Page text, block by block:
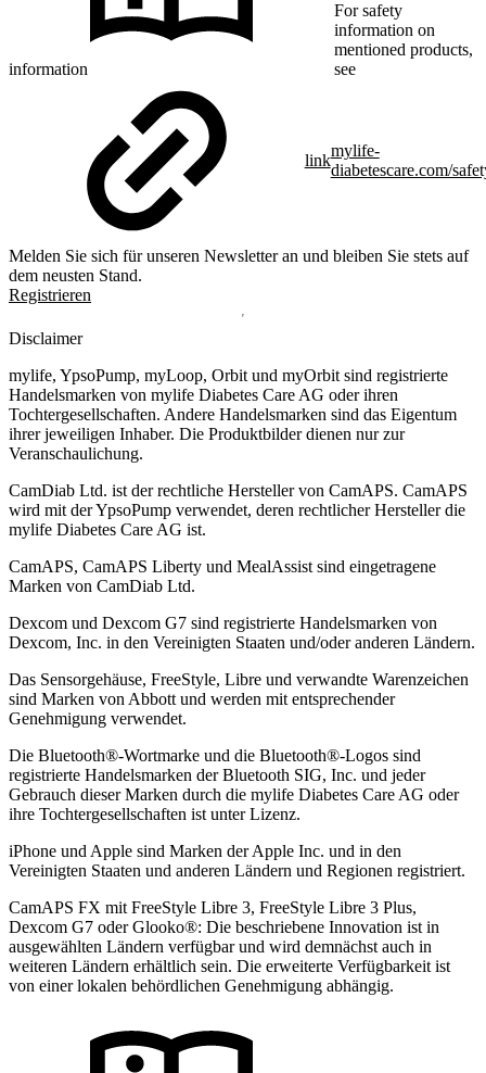
information
For safety
information on
mentioned products,
see
link
mylife-
diabetescare.com/
Melden Sie sich für unseren Newsletter an und bleiben Sie stets auf
dem neusten Stand.
Registrieren
Disclaimer
mylife, YpsoPump, myLoop, Orbit und myOrbit sind registrierte
Handelsmarken von mylife Diabetes Care AG oder ihren
Tochtergesellschaften. Andere Handelsmarken sind das Eigentum
ihrer jeweiligen Inhaber. Die Produktbilder dienen nur zur
Veranschaulichung.
CamDiab Ltd. ist der rechtliche Hersteller von CamAPS. CamAPS
wird mit der YpsoPump verwendet, deren rechtlicher Hersteller die
mylife Diabetes Care AG ist.
CamAPS, CamAPS Liberty und MealAssist sind eingetragene
Marken von CamDiab Ltd.
Dexcom und Dexcom G7 sind registrierte Handelsmarken von
Dexcom, Inc. in den Vereinigten Staaten und/oder anderen Ländern.
Das Sensorgehäuse, FreeStyle, Libre und verwandte Warenzeichen
sind Marken von Abbott und werden mit entsprechender
Genehmigung verwendet.
Die Bluetooth®-Wortmarke und die Bluetooth®-Logos sind
registrierte Handelsmarken der Bluetooth SIG, Inc. und jeder
Gebrauch dieser Marken durch die mylife Diabetes Care AG oder
ihre Tochtergesellschaften ist unter Lizenz.
iPhone und Apple sind Marken der Apple Inc. und in den
Vereinigten Staaten und anderen Ländern und Regionen registriert.
CamAPS FX mit FreeStyle Libre 3, FreeStyle Libre 3 Plus,
Dexcom G7 oder Glooko®: Die beschriebene Innovation ist in
ausgewählten Ländern verfügbar und wird demnächst auch in
weiteren Ländern erhältlich sein. Die erweiterte Verfügbarkeit ist
von einer lokalen behördlichen Genehmigung abhängig.